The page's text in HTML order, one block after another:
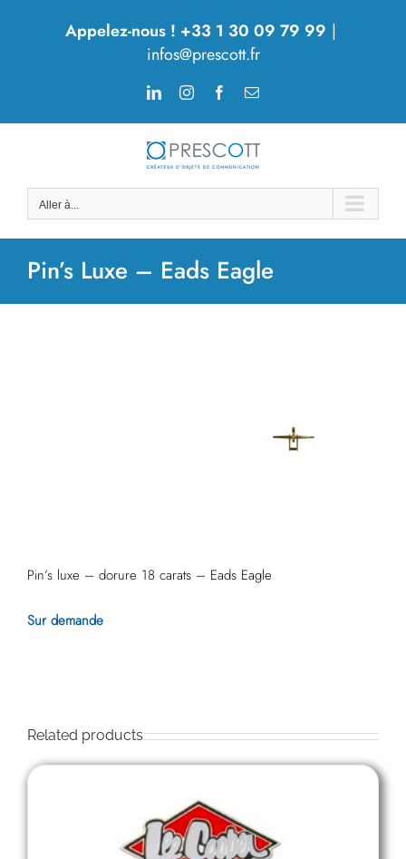
Appelez-nous ! +33 1 30 09 79 99 |
infos@prescott.fr
LinkedInInstagramFacebook
Email
Aller à...
Pin’s Luxe – Eads Eagle
Pin’s luxe – dorure 18 carats – Eads Eagle
Sur demande
Related products